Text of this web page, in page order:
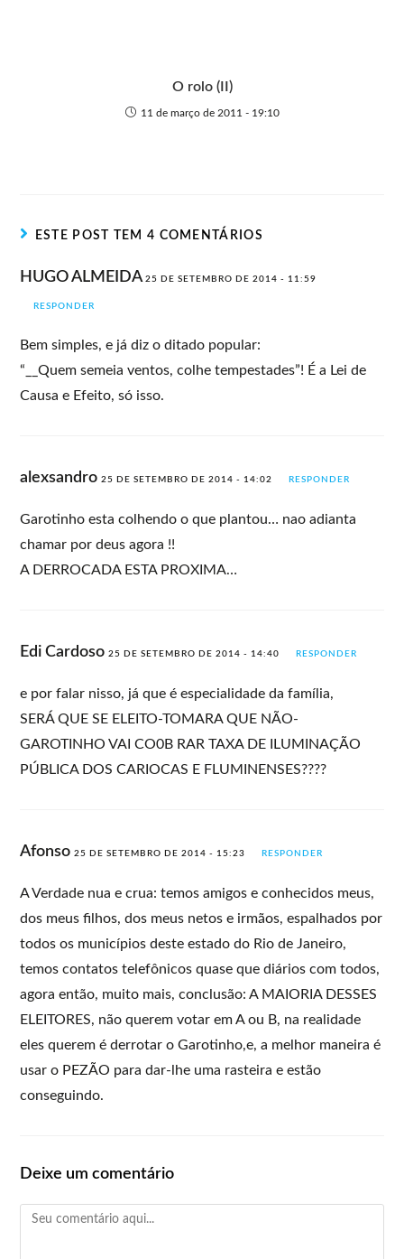
O rolo (II)
11 de março de 2011 - 19:10
ESTE POST TEM 4 COMENTÁRIOS
HUGO ALMEIDA25 DE SETEMBRO DE 2014 - 11:59
RESPONDER
Bem simples, e já diz o ditado popular:
“__Quem semeia ventos, colhe tempestades”! É a Lei de
Causa e Efeito, só isso.
alexsandro25 DE SETEMBRO DE 2014 - 14:02 RESPONDER
Garotinho esta colhendo o que plantou… nao adianta
chamar por deus agora !!
A DERROCADA ESTA PROXIMA…
Edi Cardoso25 DE SETEMBRO DE 2014 - 14:40 RESPONDER
e por falar nisso, já que é especialidade da família,
SERÁ QUE SE ELEITO-TOMARA QUE NÃO-
GAROTINHO VAI CO0B RAR TAXA DE ILUMINAÇÃO
PÚBLICA DOS CARIOCAS E FLUMINENSES????
Afonso25 DE SETEMBRO DE 2014 - 15:23 RESPONDER
A Verdade nua e crua: temos amigos e conhecidos meus,
dos meus filhos, dos meus netos e irmãos, espalhados por
todos os municípios deste estado do Rio de Janeiro,
temos contatos telefônicos quase que diários com todos,
agora então, muito mais, conclusão: A MAIORIA DESSES
ELEITORES, não querem votar em A ou B, na realidade
eles querem é derrotar o Garotinho,e, a melhor maneira é
usar o PEZÃO para dar-lhe uma rasteira e estão
conseguindo.
Deixe um comentário